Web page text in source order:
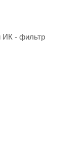
ИК - фильтр